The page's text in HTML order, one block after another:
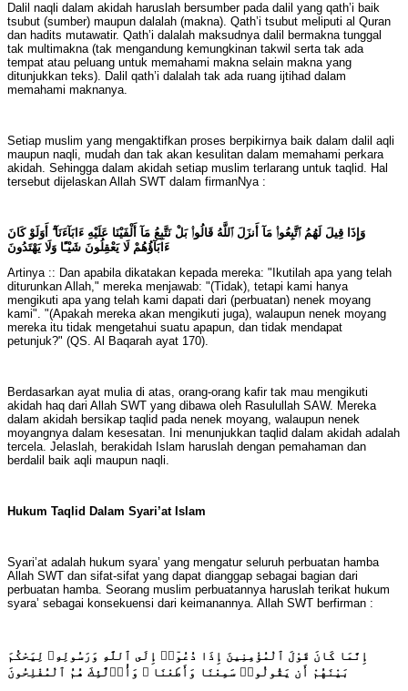
Dalil naqli dalam akidah haruslah bersumber pada dalil yang qath’i baik
tsubut (sumber) maupun dalalah (makna). Qath’i tsubut meliputi al Quran
dan hadits mutawatir. Qath’i dalalah maksudnya dalil bermakna tunggal
tak multimakna (tak mengandung kemungkinan takwil serta tak ada
tempat atau peluang untuk memahami makna selain makna yang
ditunjukkan teks). Dalil qath’i dalalah tak ada ruang ijtihad dalam
memahami maknanya.
Setiap muslim yang mengaktifkan proses berpikirnya baik dalam dalil aqli
maupun naqli, mudah dan tak akan kesulitan dalam memahami perkara
akidah. Sehingga dalam akidah setiap muslim terlarang untuk taqlid. Hal
tersebut dijelaskan Allah SWT dalam firmanNya :
وَإِذَا قِيلَ لَهُمُ ٱتَّبِعُوا۟ مَآ أَنزَلَ ٱللَّهُ قَالُوا۟ بَلْ نَتَّبِعُ مَآ أَلْفَيْنَا عَلَيْهِ ءَابَآءَنَآ ۗ أَوَلَوْ كَانَ
ءَابَآؤُهُمْ لَا يَعْقِلُونَ شَيْـًٔا وَلَا يَهْتَدُونَ
Artinya :: Dan apabila dikatakan kepada mereka: "Ikutilah apa yang telah
diturunkan Allah," mereka menjawab: "(Tidak), tetapi kami hanya
mengikuti apa yang telah kami dapati dari (perbuatan) nenek moyang
kami". "(Apakah mereka akan mengikuti juga), walaupun nenek moyang
mereka itu tidak mengetahui suatu apapun, dan tidak mendapat
petunjuk?" (QS. Al Baqarah ayat 170).
Berdasarkan ayat mulia di atas, orang-orang kafir tak mau mengikuti
akidah haq dari Allah SWT yang dibawa oleh Rasulullah SAW. Mereka
dalam akidah bersikap taqlid pada nenek moyang, walaupun nenek
moyangnya dalam kesesatan. Ini menunjukkan taqlid dalam akidah adalah
tercela. Jelaslah, berakidah Islam haruslah dengan pemahaman dan
berdalil baik aqli maupun naqli.
Hukum Taqlid Dalam Syari’at Islam
Syari’at adalah hukum syara’ yang mengatur seluruh perbuatan hamba
Allah SWT dan sifat-sifat yang dapat dianggap sebagai bagian dari
perbuatan hamba. Seorang muslim perbuatannya haruslah terikat hukum
syara’ sebagai konsekuensi dari keimanannya. Allah SWT berfirman :
إِنَّمَا كَانَ قَوْلَ ٱلْمُؤْمِنِينَ إِذَا دُعُوٓا۟ إِلَى ٱللَّهِ وَرَسُولِهِۦ لِيَحْكُمَ
بَيْنَهُمْ أَن يَقُولُوا۟ سَمِعْنَا وَأَطَعْنَا ۚ وَأُو۟لَٰٓئِكَ هُمُ ٱلْمُفْلِحُونَ